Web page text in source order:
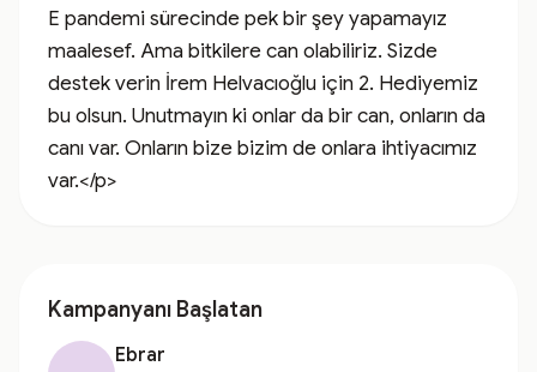
E pandemi sürecinde pek bir şey yapamayız
maalesef. Ama bitkilere can olabiliriz. Sizde
destek verin İrem Helvacıoğlu için 2. Hediyemiz
bu olsun. Unutmayın ki onlar da bir can, onların da
canı var. Onların bize bizim de onlara ihtiyacımız
var.</p>
Kampanyanı Başlatan
Ebrar